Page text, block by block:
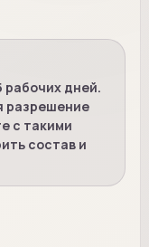
рабочих дней.
разрешение
с такими
состав и